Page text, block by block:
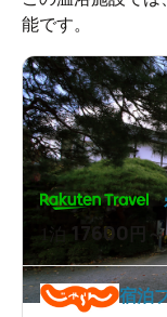
能です。
1泊 17600 円～
宿泊